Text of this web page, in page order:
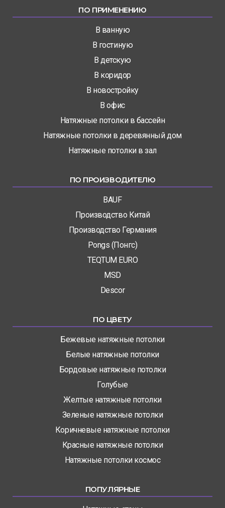
ПО ПРИМЕНЕНИЮ
В ванную
В гостиную
В детскую
В коридор
В новостройку
В офис
Натяжные потолки в бассейн
Натяжные потолки в деревянный дом
Натяжные потолки в зал
ПО ПРОИЗВОДИТЕЛЮ
BAUF
Производство Китай
Производство Германия
Pongs (Понгс)
TEQTUM EURO
MSD
Descor
ПО ЦВЕТУ
Бежевые натяжные потолки
Белые натяжные потолки
Бордовые натяжные потолки
Голубые
Желтые натяжные потолки
Зеленые натяжные потолки
Коричневые натяжные потолки
Красные натяжные потолки
Натяжные потолки космос
ПОПУЛЯРНЫЕ